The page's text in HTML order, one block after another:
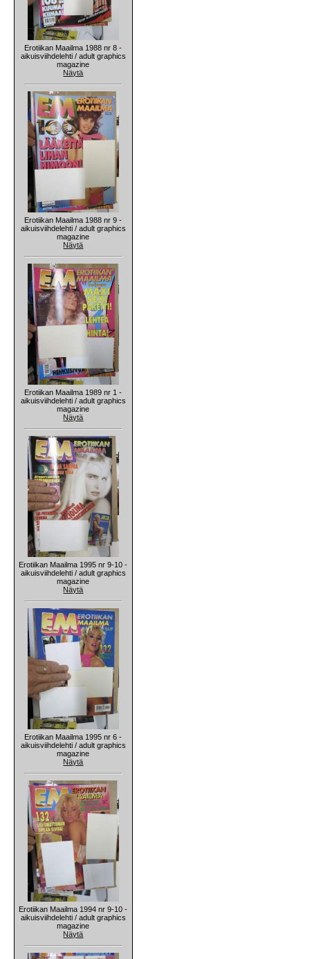
Erotiikan Maailma 1988 nr 8 -
aikuisviihdelehti / adult graphics
magazine
Näytä
Erotiikan Maailma 1988 nr 9 -
aikuisviihdelehti / adult graphics
magazine
Näytä
Erotiikan Maailma 1989 nr 1 -
aikuisviihdelehti / adult graphics
magazine
Näytä
Erotiikan Maailma 1995 nr 9-10 -
aikuisviihdelehti / adult graphics
magazine
Näytä
Erotiikan Maailma 1995 nr 6 -
aikuisviihdelehti / adult graphics
magazine
Näytä
Erotiikan Maailma 1994 nr 9-10 -
aikuisviihdelehti / adult graphics
magazine
Näytä